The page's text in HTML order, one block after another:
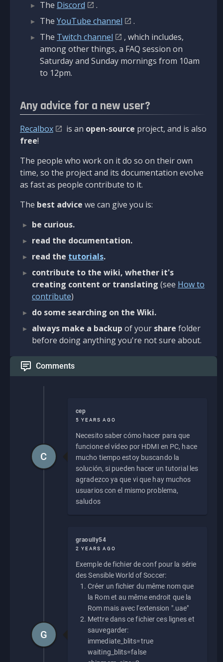
The Discord
.
The YouTube channel
.
The Twitch channel
, which includes,
among other things, a FAQ session on
Saturday and Sunday mornings from 10am
to 12pm.
Any advice for a new user?
Recalbox is an open-source project, and is also
free!
The people who work on it do so on their own
time, so the project and its documentation evolve
as fast as people contribute to it.
The best advice we can give you is:
be curious.
read the documentation.
read the tutorials.
contribute to the wiki, whether it's
creating content or translating (see How to
contribute)
do some searching on the Wiki.
always make a backup of your share folder
before doing anything you're not sure about.
Comments
cep
5 YEARS AGO
Necesito saber cómo hacer para que
funcione el vídeo por HDMI en PC, hace
mucho tiempo estoy buscando la
solución, si pueden hacer un tutorial les
agradezco ya que vi que hay muchos
usuarios con el mismo problema,
saludos
C
graoully54
2 YEARS AGO
Exemple de fichier de conf pour la série
des Sensible World of Soccer:
Créer un fichier du même nom que
la Rom et au même endroit que la
Rom mais avec l'extension ".uae"
Mettre dans ce fichier ces lignes et
sauvegarder:
immediate_blits=true
waiting_blits=false
G